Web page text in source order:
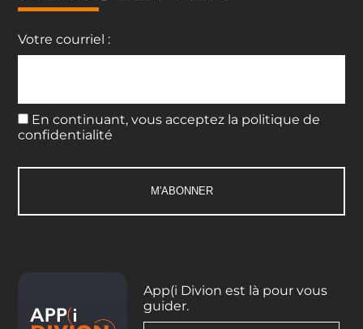
Votre courriel :
En continuant, vous acceptez la politique de
confidentialité
App(i Divion est là pour vous
guider.